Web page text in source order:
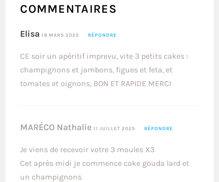
COMMENTAIRES
Elisa 18 MARS 2025 RÉPONDRE
CE soir un apéritif imprevu, vite 3 petits cakes :
champignons et jambons, figues et feta, et
tomates et oignons, BON ET RAPIDE MERCI
MARÉCO Nathalie11 JUILLET 2025 RÉPONDRE
Je viens de recevoir votre 3 moules X3
Cet après midi je commence cake gouda lard et
un champignons